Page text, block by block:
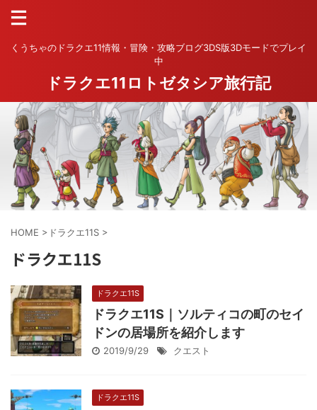
くうちゃのドラクエ11情報・冒険・攻略ブログ3DS版3Dモードでプレイ
中
ドラクエ11ロトゼタシア旅行記
HOME > ドラクエ11S >
ドラクエ11S
ドラクエ11S
ドラクエ11S｜ソルティコの町のセイ
ドンの居場所を紹介します
2019/9/29 クエスト
ドラクエ11S